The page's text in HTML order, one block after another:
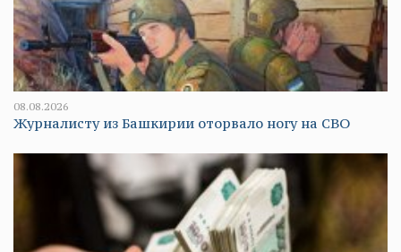
08.08.2026
Журналисту из Башкирии оторвало ногу на СВО